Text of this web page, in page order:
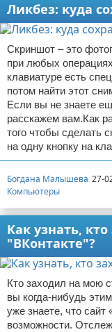
Ликбез: куда
Скриншот – это
при любых
клавиатуре есть
потом найти этот
Если вы не знаете
расскажем вам.Как
того чтобы сделать
на одну кнопку на
Богдана Малышева 27-
Компьютеры
Как узнать,
"ВКонтакте"?
Кто заходил на мою
вы когда-нибудь
уже знаете, что сайт
возможности.